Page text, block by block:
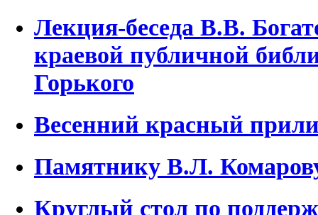
Лекция-беседа В.В.
краевой публичной
Горького
Весенний красный
Памятнику В.Л.
Круглый стол по